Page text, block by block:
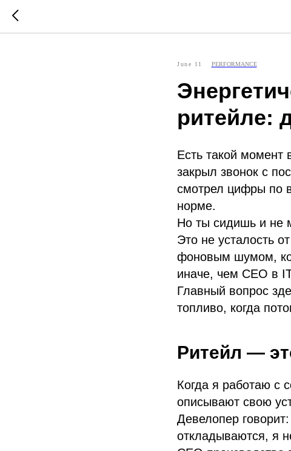
June 11 PERFORMANCE
ритейле:
Есть такой момент
закрыл звонок с
смотрел цифры по
норме.
Но ты сидишь и не
Это не усталость
фоновым шумом,
иначе, чем CEO в
Главный вопрос
топливо, когда
Ритейл —
Когда я работаю с
описывают свою
Девелопер
откладываются, я